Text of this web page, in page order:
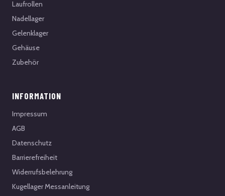
Laufrollen
Nadellager
Gelenklager
Gehäuse
Zubehör
INFORMATION
Impressum
AGB
Datenschutz
Barrierefreiheit
Widerrufsbelehrung
Kugellager Messanleitung